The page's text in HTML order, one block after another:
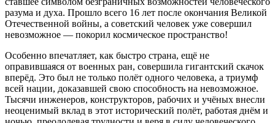
разума и духа. Прошло всего 16 лет после окончания Великой
Отечественной войны, а советский человек уже совершил
невозможное — покорил космическое пространство!
Особенно впечатляет, как быстро страна, ещё не
оправившаяся от военных ран, совершила гигантский скачок
вперёд. Это был не только полёт одного человека, а триумф
всей нации, доказавшей свою способность на невозможное.
Тысячи инженеров, конструкторов, рабочих и учёных внесли
неоценимый вклад в этот исторический полёт, работая днём и